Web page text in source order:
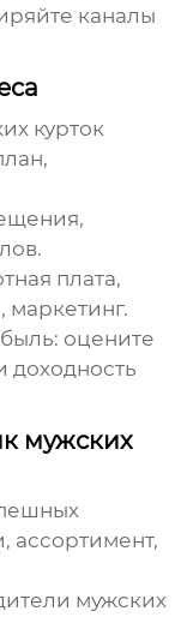
каналы
курток
плата,
маркетинг.
оцените
мужских
ассортимент,
мужских